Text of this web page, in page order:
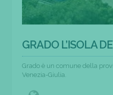
GRADO L’ISOLA
Grado è un comune della
Venezia-Giulia.